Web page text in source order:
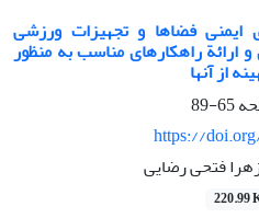
ایمنی فضاها و تجهیزات ورزشی
راهکارهای مناسب به منظور
از آنها
65-89
https://
فتحی رضایی
220.99